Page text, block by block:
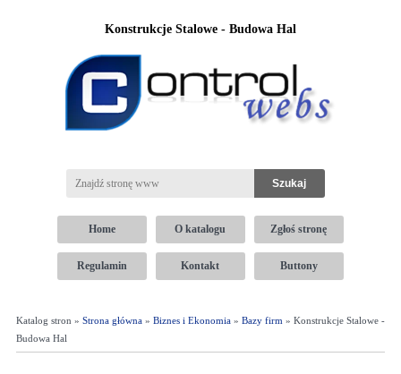
Konstrukcje Stalowe - Budowa Hal
Home O katalogu Zgłoś stronę
Regulamin Kontakt Buttony
Katalog stron » Strona główna» Biznes i Ekonomia» Bazy firm » Konstrukcje Stalowe -
Budowa Hal